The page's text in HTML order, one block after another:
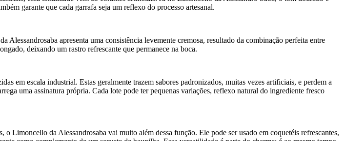
garante que cada garrafa seja um reflexo do processo artesanal.
Alessandrosaba apresenta uma consistência levemente cremosa, resultado da combinação perfeita entre
deixando um rastro refrescante que permanece na boca.
em escala industrial. Estas geralmente trazem sabores padronizados, muitas vezes artificiais, e perdem a
uma assinatura própria. Cada lote pode ter pequenas variações, reflexo natural do ingrediente fresco
o Limoncello da Alessandrosaba vai muito além dessa função. Ele pode ser usado em coquetéis refrescantes,